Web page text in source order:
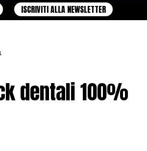
ISCRIVITI ALLA NEWSLETTER
dentali 100%